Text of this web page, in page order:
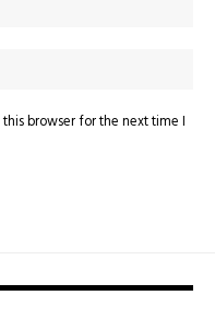
browser for the next time I